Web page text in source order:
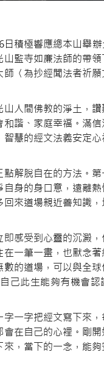
積極響應總本山舉
監寺如廉法師的帶
〈為抄經聞法者祈願
人間佛教的淨土，
諧、家庭幸福。滿
慧的經文法義安定
解脫自在的方法。
身的身口意，遠離
來道場親近善知識
感受到心靈的沉澱，
一筆一畫，也默念
的道場，可以與全
己此生能夠有機會認
一字把經文寫下來
在自己的心裡。剛
，當下的一念，能夠